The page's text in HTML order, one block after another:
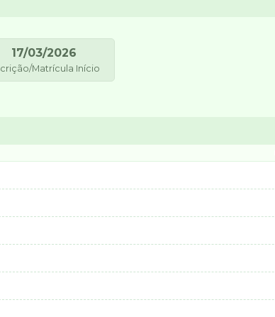
17/03/2026
Matrícula Início